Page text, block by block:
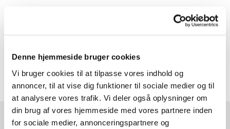
Denne hjemmeside bruger cookies
Vi bruger cookies til at tilpasse vores indhold og
annoncer, til at vise dig funktioner til sociale medier og til
at analysere vores trafik. Vi deler også oplysninger om
din brug af vores hjemmeside med vores partnere inden
for sociale medier, annonceringspartnere og
Læsø Vågetjeneste under Menighedsplejen og tilknyttet
Læsø Døgnpleje, har eksisteret siden juli 2018.
arbejdsmarkedet. Alle bidrager med et stort engagement.